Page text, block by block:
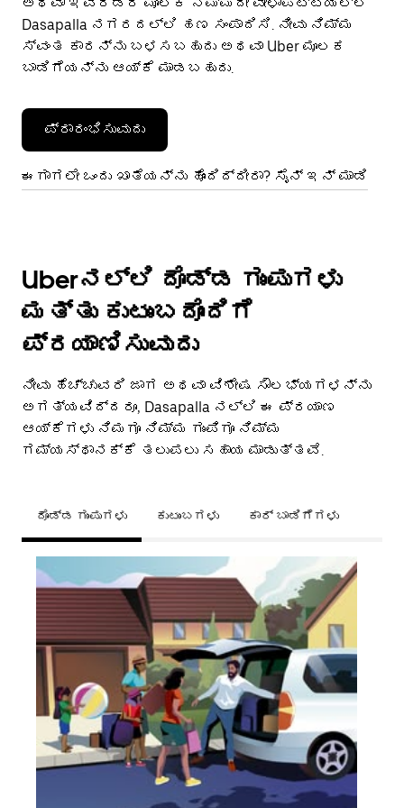
Dasapalla ನಗರದಲ್ಲಿ ಹಣ ಸಂಪಾದಿಸಿ. ನೀವು ನಿಮ್ಮ
ಸ್ವಂತ ಕಾರನ್ನು ಬಳಸಬಹುದು ಅಥವಾ Uber ಮೂಲಕ
ಬಾಡಿಗೆಯನ್ನು ಆಯ್ಕೆ ಮಾಡಬಹುದು.
ಪ್ರಾರಂಭಿಸುವುದು
ಈಗಾಗಲೇ ಒಂದು ಖಾತೆಯನ್ನು ಹೊಂದಿದ್ದೀರಾ? ಸೈನ್ ಇನ್ ಮಾಡಿ
Uberನಲ್ಲಿ ದೊಡ್ಡ ಗುಂಪುಗಳು
ಮತ್ತು ಕುಟುಂಬದೊಂದಿಗೆ
ಪ್ರಯಾಣಿಸುವುದು
ನೀವು ಹೆಚ್ಚುವರಿ ಜಾಗ ಅಥವಾ ವಿಶೇಷ ಸೌಲಭ್ಯಗಳನ್ನು
ಅಗತ್ಯವಿದ್ದರೂ, Dasapalla ನಲ್ಲಿ ಈ ಪ್ರಯಾಣ
ಆಯ್ಕೆಗಳು ನಿಮಗೂ ನಿಮ್ಮ ಗುಂಪಿಗೂ ನಿಮ್ಮ
ಗಮ್ಯಸ್ಥಾನಕ್ಕೆ ತಲುಪಲು ಸಹಾಯ ಮಾಡುತ್ತವೆ.
ದೊಡ್ಡ ಗುಂಪುಗಳು ಕುಟುಂಬಗಳು ಕಾರ್ ಬಾಡಿಗೆಗಳು